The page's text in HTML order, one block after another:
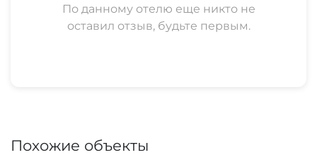
По данному отелю еще никто не
оставил отзыв, будьте первым.
Похожие объекты